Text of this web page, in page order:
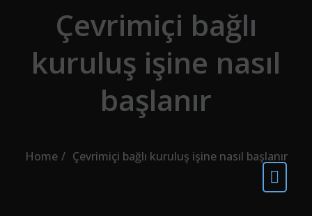
Çevrimiçi bağlı
kuruluş işine nasıl
başlanır
Home Çevrimiçi bağlı kuruluş işine nasıl başlanır